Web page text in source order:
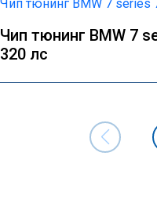
Чип тюнинг BMW 7
320 лс